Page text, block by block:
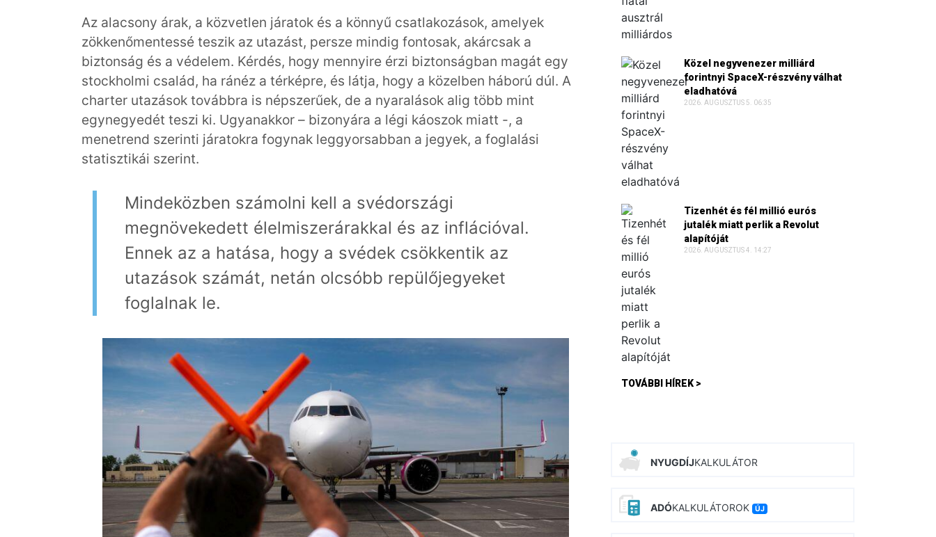
Az alacsony árak, a közvetlen járatok és a könnyű csatlakozások, amelyek
zökkenőmentessé teszik az utazást, persze mindig fontosak, akárcsak a
biztonság és a védelem. Kérdés, hogy mennyire érzi biztonságban magát egy
stockholmi család, ha ránéz a térképre, és látja, hogy a közelben háború dúl. A
charter utazások továbbra is népszerűek, de a nyaralások alig több mint
egynegyedét teszi ki. Ugyanakkor – bizonyára a légi káoszok miatt -, a
menetrend szerinti járatokra fogynak leggyorsabban a jegyek, a foglalási
statisztikái szerint.
Mindeközben számolni kell a svédországi
megnövekedett élelmiszerárakkal és az inflációval.
Ennek az a hatása, hogy a svédek csökkentik az
utazások számát, netán olcsóbb repülőjegyeket
foglalnak le.
Közel negyvenezer milliárd
forintnyi SpaceX-részvény válhat
eladhatóvá
2026. AUGUSZTUS 5. 06:35
Tizenhét és fél millió eurós
jutalék miatt perlik a Revolut
alapítóját
2026. AUGUSZTUS 4. 14:27
TOVÁBBI HÍREK >
NYUGDÍJKALKULÁTOR
ADÓKALKULÁTOROK ÚJ